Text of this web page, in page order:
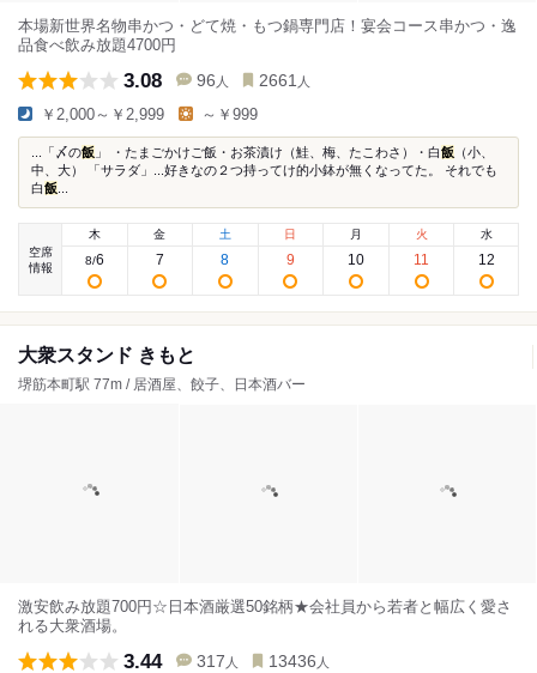
本場新世界名物串かつ・どて焼・もつ鍋専門店！宴会コース串かつ・逸
品食べ飲み放題4700円
3.08 96 人 2661 人
￥2,000～￥2,999 ～￥999
...「〆の飯 」 ・たまごかけご飯・お茶漬け（鮭、梅、たこわさ）・白飯 （小、
中、大） 「サラダ」...好きなの２つ持ってけ的小鉢が無くなってた。 それでも
白飯
空席
情報
木
8/6
金
7
土
8
日
9
月
10
火
11
水
12
大衆スタンド きもと
堺筋本町駅 77m / 居酒屋、餃子、日本酒バー
激安飲み放題700円☆日本酒厳選50銘柄★会社員から若者と幅広く愛さ
れる大衆酒場。
3.44 317 人 13436 人